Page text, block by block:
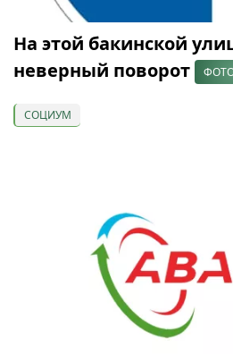
На этой бакинской
неверный поворот
СОЦИУМ